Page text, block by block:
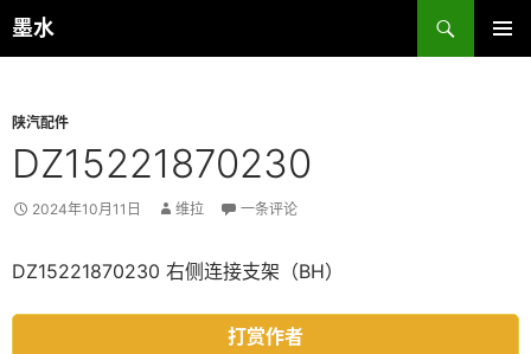
跳
至
墨水
搜
索
陕汽配件
DZ15221870230
2024年10月11日 维拉 一条评论
DZ15221870230 右侧连接支架（BH）
打赏作者